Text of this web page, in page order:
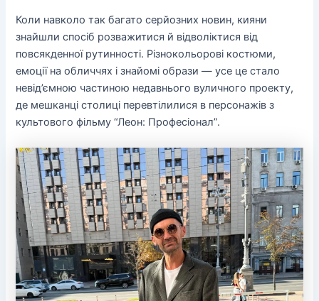
Коли навколо так багато серйозних новин, кияни
знайшли спосіб розважитися й відволіктися від
повсякденної рутинності. Різнокольорові костюми,
емоції на обличчях і знайомі образи — усе це стало
невід’ємною частиною недавнього вуличного проекту,
де мешканці столиці перевтілилися в персонажів з
культового фільму “Леон: Професіонал”.